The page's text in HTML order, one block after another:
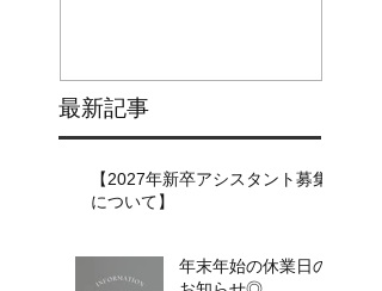
最新記事
【2027年新卒アシスタント募集
について】​​
年末年始の休業日の